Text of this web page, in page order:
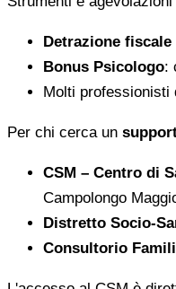
Detrazione fiscale
Bonus Psicologo:
Molti professionisti
Per chi cerca un
CSM – Centro di
Campolongo
Distretto Socio-
Consultorio